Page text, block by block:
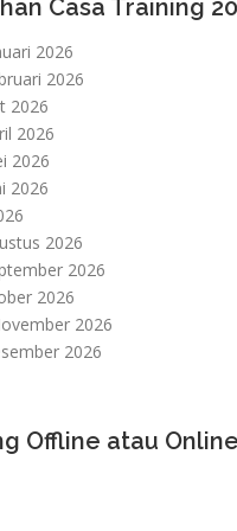
Casa Training
2026
2026
2026
2026
2026
2026
2026
2026
2026
2026
2026
Offline atau